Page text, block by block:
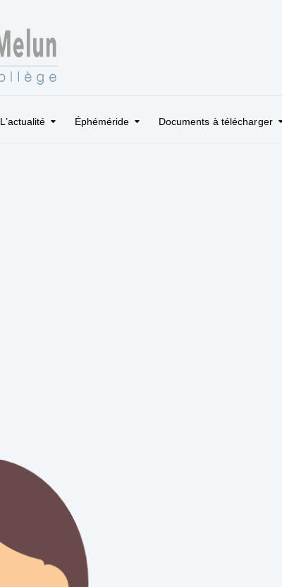
L’actualité Éphéméride Documents à télécharger